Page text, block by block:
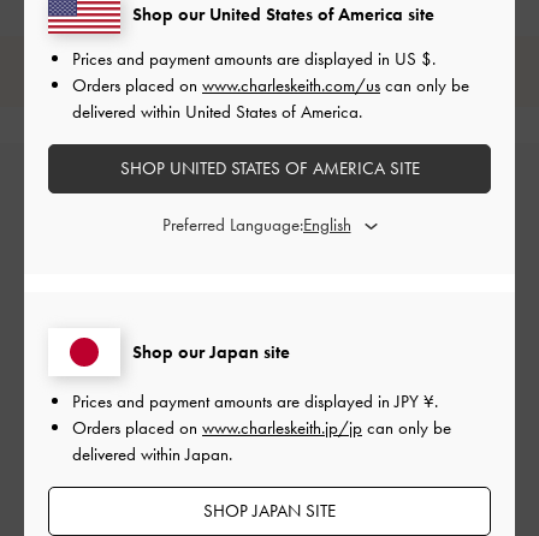
レビューは購入した方のみ投稿ができます。
カスタマーレビュー
ご感想をお聞かせください
Shop our Japan site
Prices and payment amounts are displayed inJPY ¥.
Orders placed on www.charleskeith.jp/jp can only be
delivered within Japan.
SHOP JAPAN SITE
Shop our United States of America site
Prices and payment amounts are displayed in US $.
Orders placed on www.charleskeith.com/us can only be
delivered within United States of America.
SHOP UNITED STATES OF AMERICA SITE
Preferred Language: